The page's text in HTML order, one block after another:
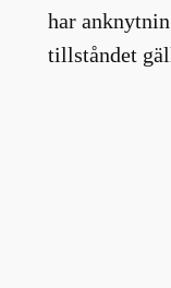
har
tillståndet